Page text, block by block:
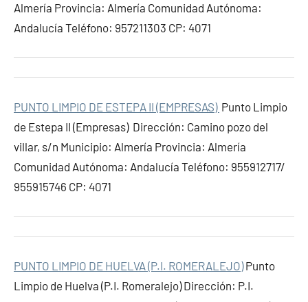
Almería Provincia: Almería Comunidad Autónoma:
Andalucía Teléfono: 957211303 CP: 4071
PUNTO LIMPIO DE ESTEPA II (EMPRESAS) Punto Limpio
de Estepa II (Empresas) Dirección: Camino pozo del
villar, s/n Municipio: Almería Provincia: Almería
Comunidad Autónoma: Andalucía Teléfono: 955912717/
955915746 CP: 4071
PUNTO LIMPIO DE HUELVA (P.I. ROMERALEJO)Punto
Limpio de Huelva (P.I. Romeralejo) Dirección: P.I.